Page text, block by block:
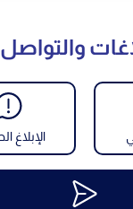
والتواصل
الإبلاغ